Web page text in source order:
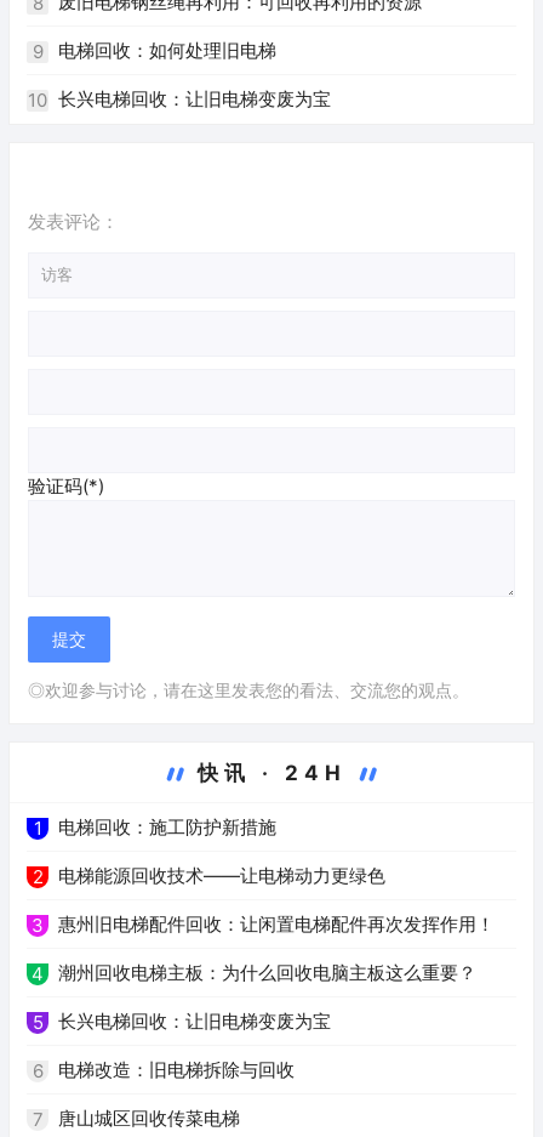
加强，二手电梯回收也逐渐受到人们的关注。作为一个网站
编辑员，我根据您提供的关键词，为您撰写一篇关于珠海二
9 电梯回收：如何处理旧电梯
10 长兴电梯回收：让旧电梯变废为宝
发表评论：
验证码(*)
◎欢迎参与讨论，请在这里发表您的看法、交流您的观点。
快讯 · 24H
1 电梯回收：施工防护新措施
2 电梯能源回收技术——让电梯动力更绿色
3 惠州旧电梯配件回收：让闲置电梯配件再次发挥作用！
4 潮州回收电梯主板：为什么回收电脑主板这么重要？
5 长兴电梯回收：让旧电梯变废为宝
6 电梯改造：旧电梯拆除与回收
7 唐山城区回收传菜电梯